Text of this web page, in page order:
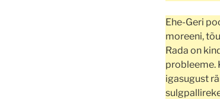
Ehe-Geri
moreeni,
Rada on
probleeme.
igasugust